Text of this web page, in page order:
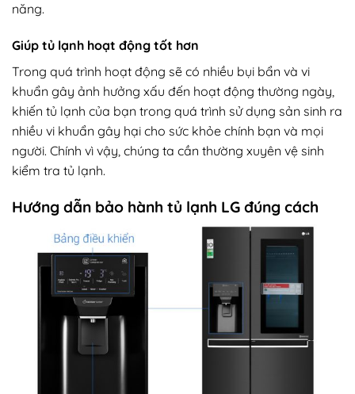
năng.
Giúp tủ lạnh hoạt động tốt hơn
Trong quá trình hoạt động sẽ có nhiều bụi bẩn và vi
khuẩn gây ảnh hưởng xấu đến hoạt động thường ngày,
khiến tủ lạnh của bạn trong quá trình sử dụng sản sinh ra
nhiều vi khuẩn gây hại cho sức khỏe chính bạn và mọi
người. Chính vì vậy, chúng ta cần thường xuyên vệ sinh
kiểm tra tủ lạnh.
Hướng dẫn bảo hành tủ lạnh LG đúng cách